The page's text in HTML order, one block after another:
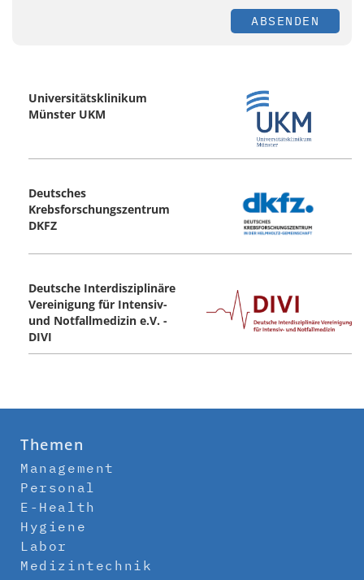
ABSENDEN
Universitätsklinikum
Münster UKM
Deutsches
Krebsforschungszentrum
DKFZ
Deutsche Interdisziplinäre
Vereinigung für Intensiv-
und Notfallmedizin e.V. -
DIVI
Themen
Management
Personal
E-Health
Hygiene
Labor
Medizintechnik